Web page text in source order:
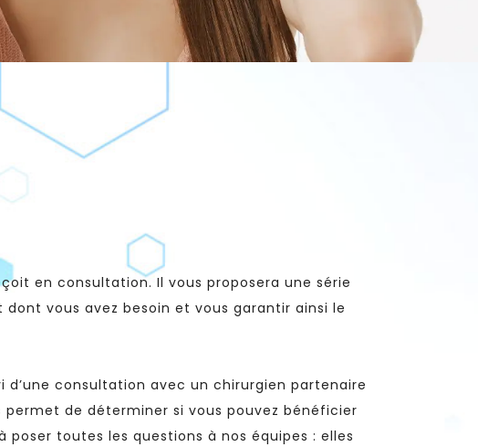
en consultation. Il vous proposera une série
vous avez besoin et vous garantir ainsi le
consultation avec un chirurgien partenaire
de déterminer si vous pouvez bénéficier
toutes les questions à nos équipes : elles